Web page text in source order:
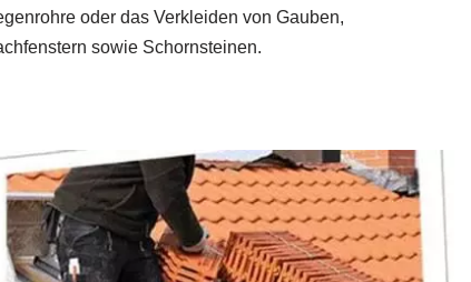
oder das Verkleiden von Gauben,
sowie Schornsteinen.